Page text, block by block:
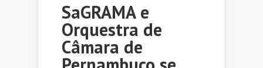
SaGRAMA e
Orquestra de
Câmara de